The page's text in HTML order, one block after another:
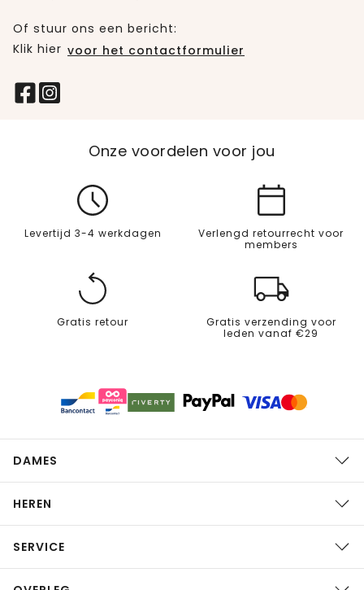
Of stuur ons een bericht:
Klik hier voor het contactformulier
Onze voordelen voor jou
Levertijd 3-4 werkdagen
Verlengd retourrecht voor
members
Gratis retour
Gratis verzending voor
leden vanaf €29
DAMES
HEREN
SERVICE